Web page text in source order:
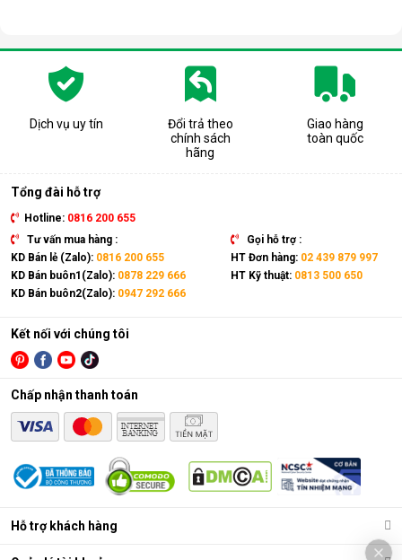
Dịch vụ uy tín
Đổi trả theo
chính sách
hãng
Giao hàng
toàn quốc
Tổng đài hỗ trợ
Hotline: 0816 200 655
Tư vấn mua hàng :
KD Bán lẻ (Zalo): 0816 200 655
KD Bán buôn1(Zalo): 0878 229 666
KD Bán buôn2(Zalo): 0947 292 666
Gọi hỗ trợ :
HT Đơn hàng: 02 439 879 997
HT Kỹ thuật: 0813 500 650
Hỗ trợ khách hàng
Kết nối với chúng tôi
Chấp nhận thanh toán